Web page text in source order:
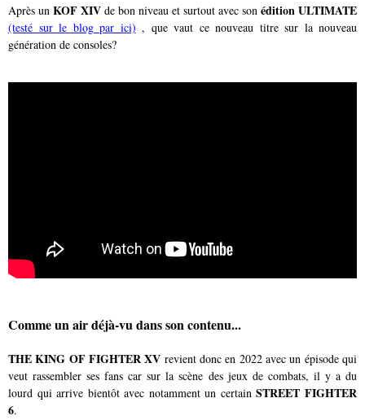
Après un KOF XIV de bon niveau et surtout avec son édition ULTIMATE
(testé sur le blog par ici) , que vaut ce nouveau titre sur la nouveau
génération de consoles?
Comme un air déjà-vu dans son contenu...
THE KING OF FIGHTER XV revient donc en 2022 avec un épisode qui
veut rassembler ses fans car sur la scène des jeux de combats, il y a du
lourd qui arrive bientôt avec notamment un certainSTREET FIGHTER
6.